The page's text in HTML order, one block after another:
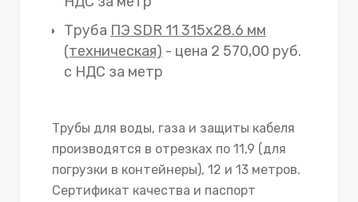
Труба ПЭ SDR 11 315х28.6 мм
(техническая) - цена 2 570,00 руб.
с НДС за метр
Трубы для воды, газа и защиты кабеля
производятся в отрезках по 11,9 (для
погрузки в контейнеры), 12 и 13 метров.
Сертификат качества и паспорт